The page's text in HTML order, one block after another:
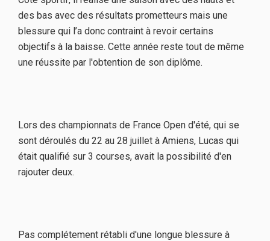
des bas avec des résultats prometteurs mais une
blessure qui l’a donc contraint à revoir certains
objectifs à la baisse. Cette année reste tout de même
une réussite par l'obtention de son diplôme.
Lors des championnats de France Open d'été, qui se
sont déroulés du 22 au 28 juillet à Amiens, Lucas qui
était qualifié sur 3 courses, avait la possibilité d'en
rajouter deux.
Pas complétement rétabli d'une longue blessure à